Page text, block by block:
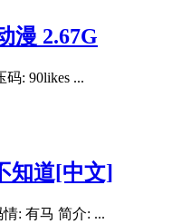
漫 2.67G
: 90likes ...
知道[中文]
: 有马 简介: ...